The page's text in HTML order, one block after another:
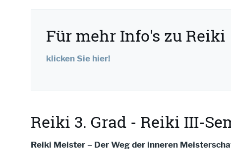
Für mehr Info's zu Reiki
klicken Sie hier!
Reiki 3. Grad - Reiki III-
Reiki Meister – Der Weg der inneren